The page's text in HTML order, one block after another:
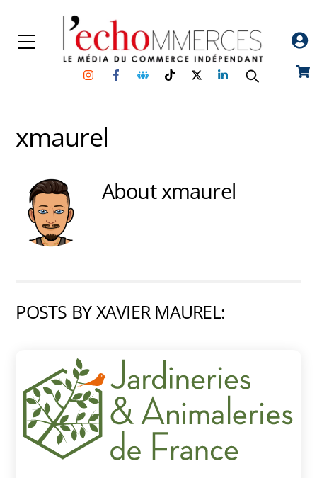
content
Menu
InstagramFacebookGroupe
Facebook
TikTokTwitterLinkedin
xmaurel
Aboutxmaurel
POSTS BY XAVIER MAUREL: